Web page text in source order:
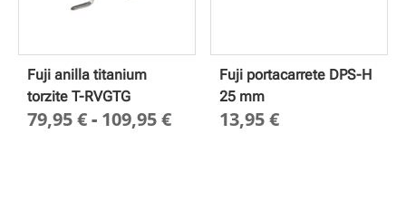
Fuji anilla titanium
torzite T-RVGTG
79,95€- 109,95€Rango
Fuji portacarrete DPS-H
25 mm
13,95€